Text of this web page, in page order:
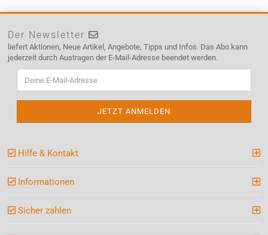
Der Newsletter
liefert Aktionen, Neue Artikel, Angebote, Tipps und Infos. Das Abo kann
jederzeit durch Austragen der E-Mail-Adresse beendet werden.
Hilfe & Kontakt
Informationen
Sicher zahlen